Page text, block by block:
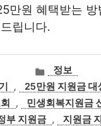
만원 혜택받는 방
립니다.
카
테
고
리
정보
, 25만원 지원금 대
, 민생회복지원금
부 지원금 , 지원금